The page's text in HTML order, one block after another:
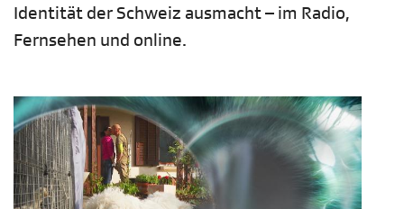
Identität der Schweiz ausmacht – im Radio,
Fernsehen und online.